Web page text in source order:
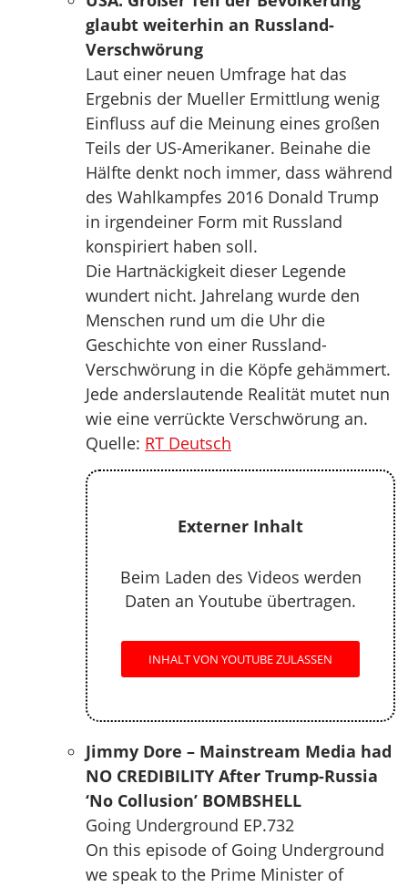
glaubt weiterhin an Russland-
Verschwörung
Laut einer neuen Umfrage hat das
Ergebnis der Mueller Ermittlung wenig
Einfluss auf die Meinung eines großen
Teils der US-Amerikaner. Beinahe die
Hälfte denkt noch immer, dass während
des Wahlkampfes 2016 Donald Trump
in irgendeiner Form mit Russland
konspiriert haben soll.
Die Hartnäckigkeit dieser Legende
wundert nicht. Jahrelang wurde den
Menschen rund um die Uhr die
Geschichte von einer Russland-
Verschwörung in die Köpfe gehämmert.
Jede anderslautende Realität mutet nun
wie eine verrückte Verschwörung an.
Quelle: RT Deutsch
Externer Inhalt
Beim Laden des Videos werden
Daten an Youtube übertragen.
INHALT VON YOUTUBE ZULASSEN
Jimmy Dore – Mainstream Media had
NO CREDIBILITY After Trump-Russia
‘No Collusion’ BOMBSHELL
Going Underground EP.732
On this episode of Going Underground
we speak to the Prime Minister of